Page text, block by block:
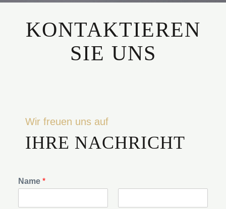
KONTAKTIEREN
SIE UNS
Wir freuen uns auf
IHRE NACHRICHT
Name *